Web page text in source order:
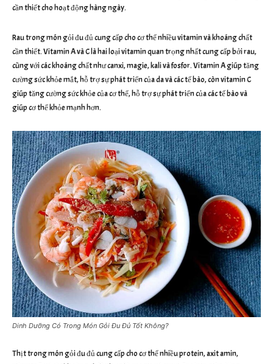
cần thiết cho hoạt động hàng ngày.
Rau trong món gỏi đu đủ cung cấp cho cơ thể nhiều vitamin và khoáng chất
cần thiết. Vitamin A và C là hai loại vitamin quan trọng nhất cung cấp bởi rau,
cùng với các khoáng chất như canxi, magie, kali và fosfor. Vitamin A giúp tăng
cường sức khỏe mắt, hỗ trợ sự phát triển của da và các tế bào, còn vitamin C
giúp tăng cường sức khỏe của cơ thể, hỗ trợ sự phát triển của các tế bào và
giúp cơ thể khỏe mạnh hơn.
Dinh Dưỡng Có Trong Món Gỏi Đu Đủ Tốt Không?
Thịt trong món gỏi đu đủ cung cấp cho cơ thể nhiều protein, axit amin,